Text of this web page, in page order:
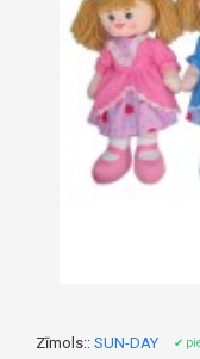
Zīmols:: SUN-DAY ✔